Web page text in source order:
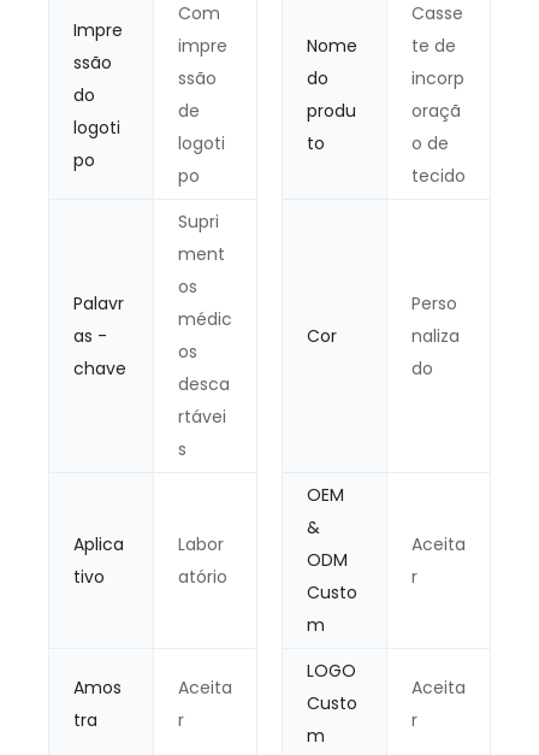
Impre
ssão
do
logoti
po
Com
impre
ssão
de
logoti
po
Nome
do
produ
to
Casse
te de
incorp
oraçã
o de
tecido
Palavr
as -
chave
Supri
ment
os
médic
os
desca
rtávei
s
Cor
Perso
naliza
do
Aplica
tivo
Labor
atório
OEM
&
ODM
Custo
m
Aceita
r
Amos
tra
Aceita
r
LOGO
Custo
m
Aceita
r